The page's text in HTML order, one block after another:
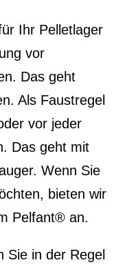
Ihr Pelletlager
vor
Das geht
Als Faustregel
vor jeder
Das geht mit
Wenn Sie
bieten wir
Pelfant® an.
Sie in der Regel